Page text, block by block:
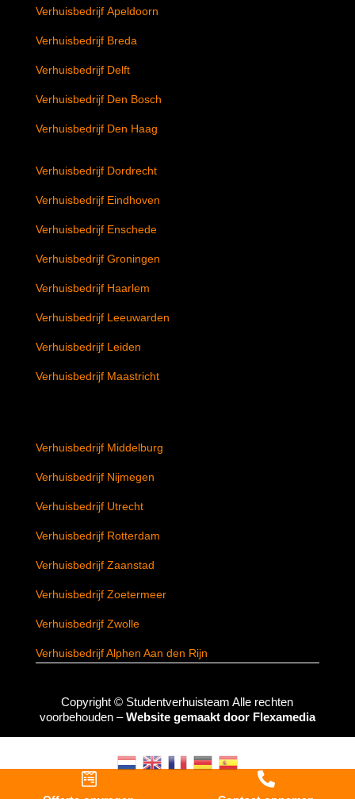
Verhuisbedrijf Apeldoorn
Verhuisbedrijf Breda
Verhuisbedrijf Delft
Verhuisbedrijf Den Bosch
Verhuisbedrijf Den Haag
Verhuisbedrijf Dordrecht
Verhuisbedrijf Eindhoven
Verhuisbedrijf Enschede
Verhuisbedrijf Groningen
Verhuisbedrijf Haarlem
Verhuisbedrijf Leeuwarden
Verhuisbedrijf Leiden
Verhuisbedrijf Maastricht
Verhuisbedrijf Middelburg
Verhuisbedrijf Nijmegen
Verhuisbedrijf Utrecht
Verhuisbedrijf Rotterdam
Verhuisbedrijf Zaanstad
Verhuisbedrijf Zoetermeer
Verhuisbedrijf Zwolle
Verhuisbedrijf Alphen Aan den Rijn
Copyright © StudentverhuisteamAlle rechten
voorbehouden –Website gemaakt door Flexamedia
 